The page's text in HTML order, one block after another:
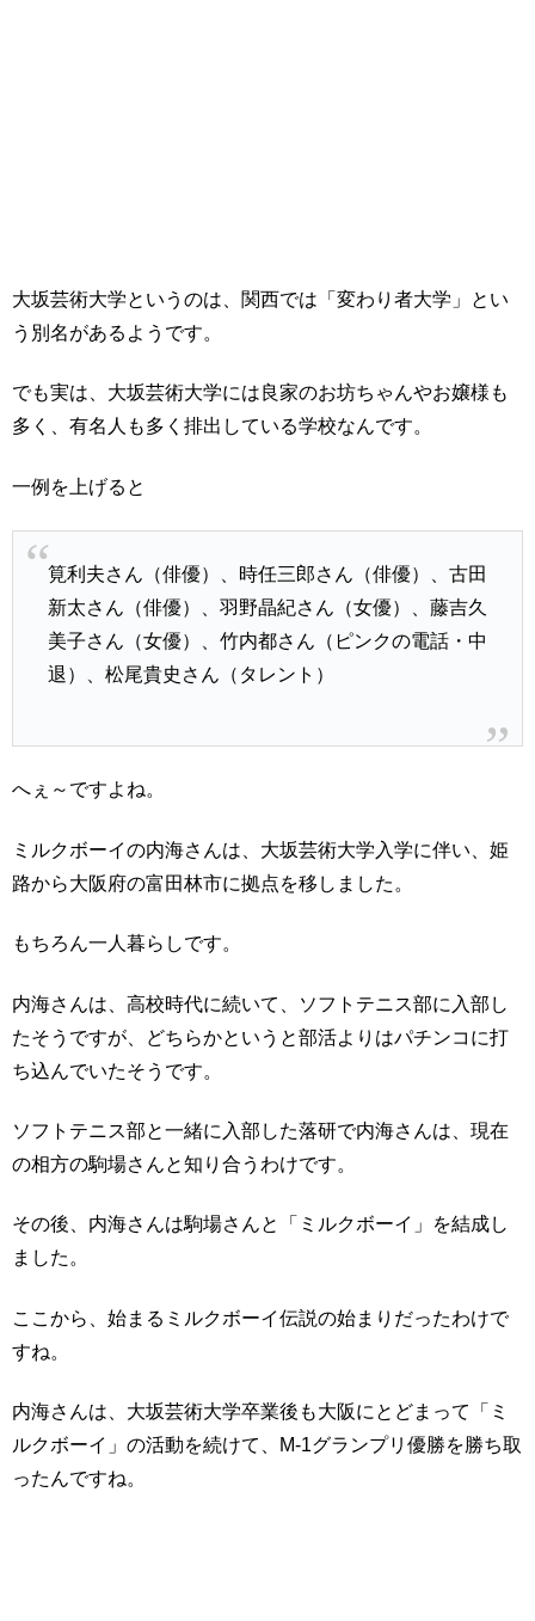
大坂芸術大学というのは、関西では「変わり者大学」とい
う別名があるようです。
でも実は、大坂芸術大学には良家のお坊ちゃんやお嬢様も
多く、有名人も多く排出している学校なんです。
一例を上げると
筧利夫さん（俳優）、時任三郎さん（俳優）、古田
新太さん（俳優）、羽野晶紀さん（女優）、藤吉久
美子さん（女優）、竹内都さん（ピンクの電話・中
退）、松尾貴史さん（タレント）
へぇ～ですよね。
ミルクボーイの内海さんは、大坂芸術大学入学に伴い、姫
路から大阪府の富田林市に拠点を移しました。
もちろん一人暮らしです。
内海さんは、高校時代に続いて、ソフトテニス部に入部し
たそうですが、どちらかというと部活よりはパチンコに打
ち込んでいたそうです。
ソフトテニス部と一緒に入部した落研で内海さんは、現在
の相方の駒場さんと知り合うわけです。
その後、内海さんは駒場さんと「ミルクボーイ」を結成し
ました。
ここから、始まるミルクボーイ伝説の始まりだったわけで
すね。
内海さんは、大坂芸術大学卒業後も大阪にとどまって「ミ
ルクボーイ」の活動を続けて、M-1グランプリ優勝を勝ち取
ったんですね。